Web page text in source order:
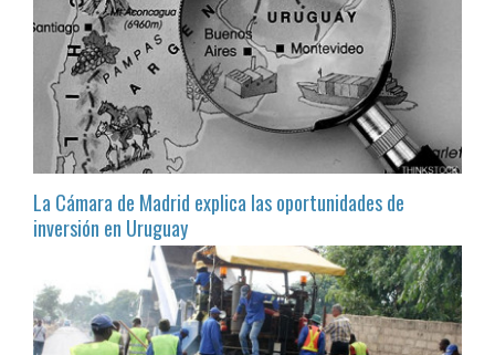
La Cámara de Madrid explica las oportunidades de
inversión en Uruguay